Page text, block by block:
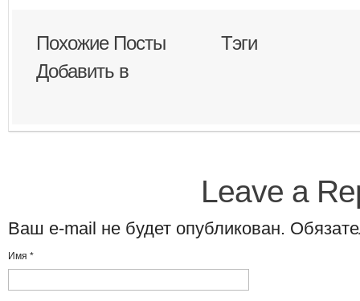
Похожие Посты
Тэги
Добавить в
Leave a
Ваш e-mail не будет опубликован.
Имя *